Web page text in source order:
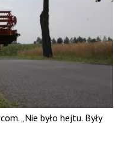
„Nie było hejtu. Były